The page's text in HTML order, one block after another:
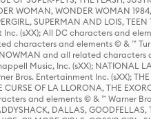
WOMAN, WONDER WOMAN
SUPERMAN AND LOIS,
(sXX); All DC characters and
characters and elements © & ™
and all related
Music, Inc. (sXX); NATIONAL
Entertainment Inc. (sXX);
OF LA LLORONA, THE
and elements © & ™ Warner
DALLAS, GOODFELLAS,